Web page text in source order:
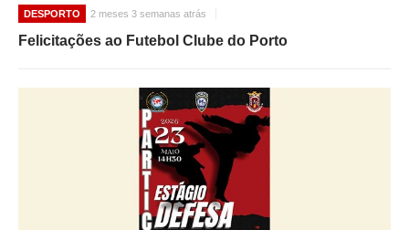
DESPORTO 2 meses 3 semanas atrás
Felicitações ao Futebol Clube do Porto